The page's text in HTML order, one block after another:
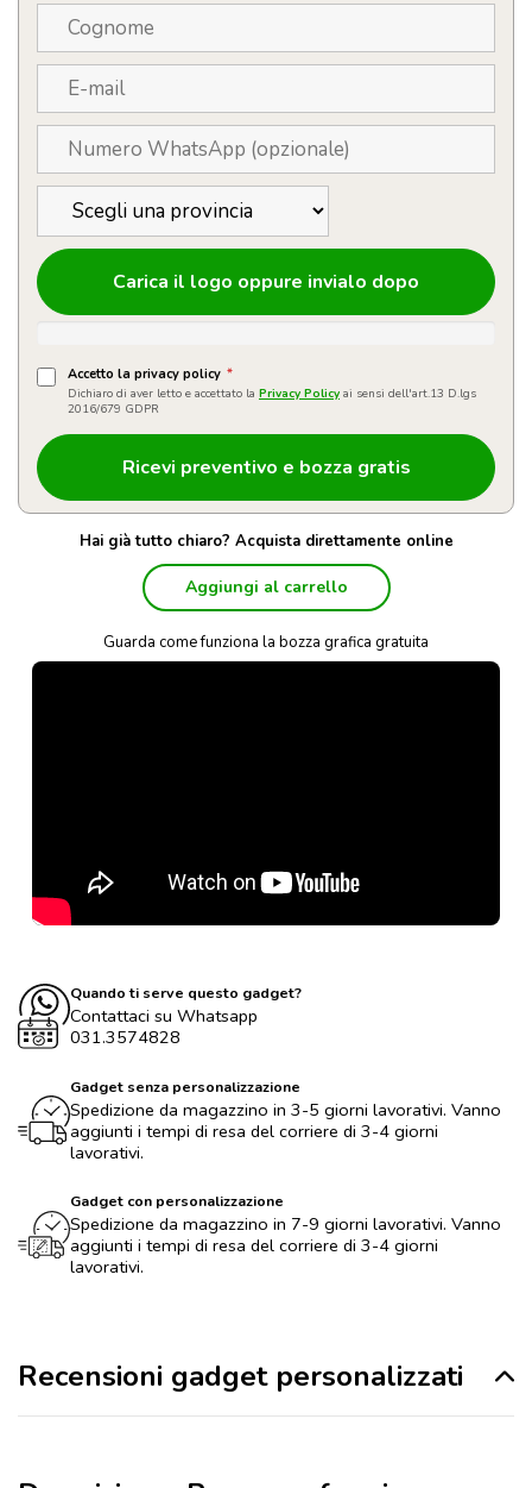
quantità
Carica il logo oppure invialo dopo
Accetto la privacy policy *
Dichiaro di aver letto e accettato la Privacy Policy ai sensi dell'art.13 D.lgs
2016/679 GDPR
Hai già tutto chiaro? Acquista direttamente online
Aggiungi al carrello
Guarda come funziona la bozza grafica gratuita
Quando ti serve questo gadget?
Contattaci su Whatsapp
031.3574828
Gadget senza personalizzazione
Spedizione da magazzino in 3-5 giorni lavorativi. Vanno
aggiunti i tempi di resa del corriere di 3-4 giorni
lavorativi.
Gadget con personalizzazione
Spedizione da magazzino in 7-9 giorni lavorativi. Vanno
aggiunti i tempi di resa del corriere di 3-4 giorni
lavorativi.
Recensioni gadget personalizzati